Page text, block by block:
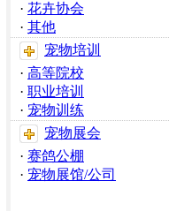
· 花卉协会
· 其他
宠物培训
· 高等院校
· 职业培训
· 宠物训练
宠物展会
· 赛鸽公棚
· 宠物展馆/公司